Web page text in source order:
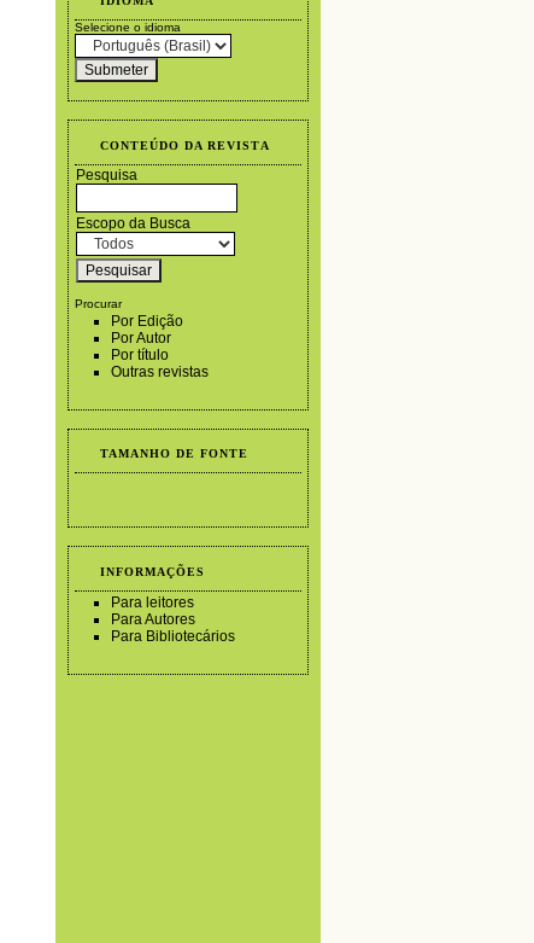
Selecione o idioma
CONTEÚDO DA REVISTA
Pesquisa
Escopo da Busca
Procurar
Por Edição
Por Autor
Por título
Outras revistas
TAMANHO DE FONTE
INFORMAÇÕES
Para leitores
Para Autores
Para Bibliotecários